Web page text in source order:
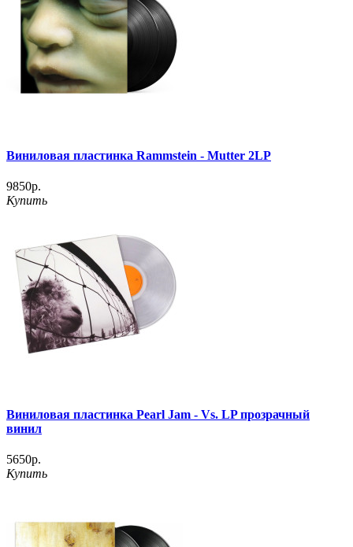
Виниловая пластинка Rammstein ‎- Mutter 2LP
9850р.
Купить
Виниловая пластинка Pearl Jam - Vs. LP прозрачный
винил
5650р.
Купить